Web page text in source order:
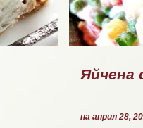
Яйчена
на април 28,